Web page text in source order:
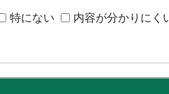
特にない 内容が分かりにく